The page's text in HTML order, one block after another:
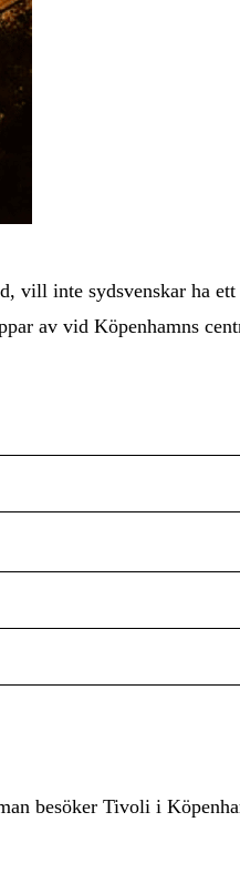
vill inte sydsvenskar ha
av vid Köpenhamns
besöker Tivoli i